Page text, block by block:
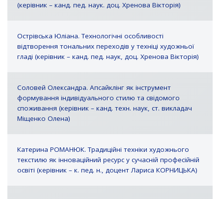
(керівник – канд. пед. наук. доц. Хренова Вікторія)
Острівська Юліана. Технологічні особливості
відтворення тональних переходів у техніці художньої
гладі (керівник – канд. пед. наук, доц. Хренова Вікторія)
Соловей Олександра. Апсайклінг як інструмент
формування індивідуального стилю та свідомого
споживання (керівник – канд. техн. наук, ст. викладач
Міщенко Олена)
Катерина РОМАНЮК. Традиційні техніки художнього
текстилю як інноваційний ресурс у сучасній професійній
освіті (керівник – к. пед. н., доцент Лариса КОРНИЦЬКА)